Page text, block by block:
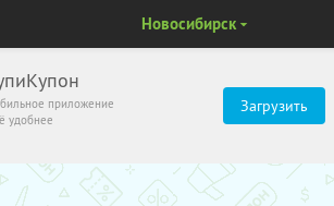
приложение
удобнее
Загрузить
Новосибирск